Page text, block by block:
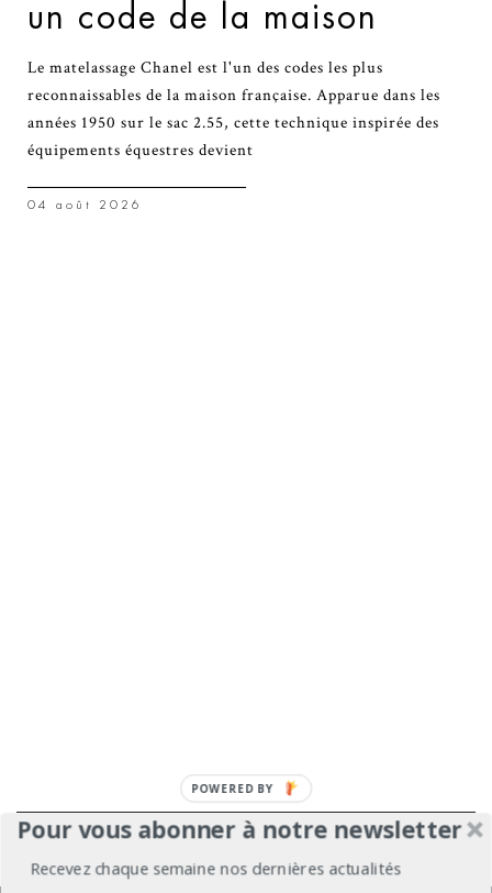
un code de la maison
Le matelassage Chanel est l'un des codes les plus
reconnaissables de la maison française. Apparue dans les
années 1950 sur le sac 2.55, cette technique inspirée des
équipements équestres devient
04 août 2026
Pour vous abonner à notre newsletter
Recevez chaque semaine nos dernières actualités
POWERED
BY